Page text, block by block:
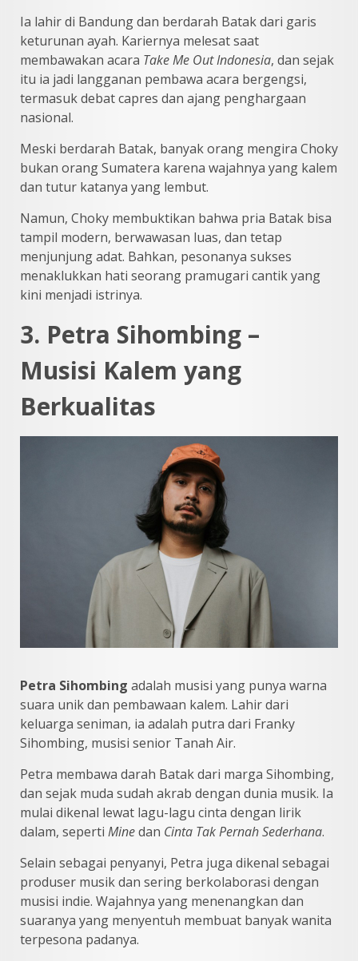
Ia lahir di Bandung dan berdarah Batak dari garis
keturunan ayah. Kariernya melesat saat
membawakan acara Take Me Out Indonesia, dan sejak
itu ia jadi langganan pembawa acara bergengsi,
termasuk debat capres dan ajang penghargaan
nasional.
Meski berdarah Batak, banyak orang mengira Choky
bukan orang Sumatera karena wajahnya yang kalem
dan tutur katanya yang lembut.
Namun, Choky membuktikan bahwa pria Batak bisa
tampil modern, berwawasan luas, dan tetap
menjunjung adat. Bahkan, pesonanya sukses
menaklukkan hati seorang pramugari cantik yang
kini menjadi istrinya.
3. Petra Sihombing –
Musisi Kalem yang
Berkualitas
Petra Sihombing adalah musisi yang punya warna
suara unik dan pembawaan kalem. Lahir dari
keluarga seniman, ia adalah putra dari Franky
Sihombing, musisi senior Tanah Air.
Petra membawa darah Batak dari marga Sihombing,
dan sejak muda sudah akrab dengan dunia musik. Ia
mulai dikenal lewat lagu-lagu cinta dengan lirik
dalam, seperti Minedan Cinta Tak Pernah Sederhana.
Selain sebagai penyanyi, Petra juga dikenal sebagai
produser musik dan sering berkolaborasi dengan
musisi indie. Wajahnya yang menenangkan dan
suaranya yang menyentuh membuat banyak wanita
terpesona padanya.